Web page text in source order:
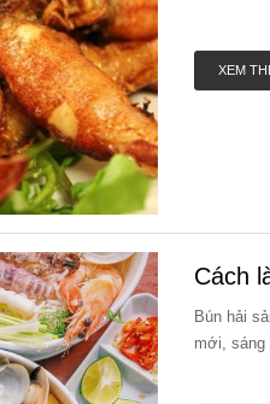
XEM
Cách
Bún hải
mới, sáng